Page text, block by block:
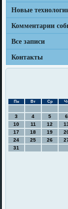
Новые
Комментарии
Все записи
Контакты
Пн Вт Ср
3
4 5 6
10
11 12
17
18 19
24
25 26
31